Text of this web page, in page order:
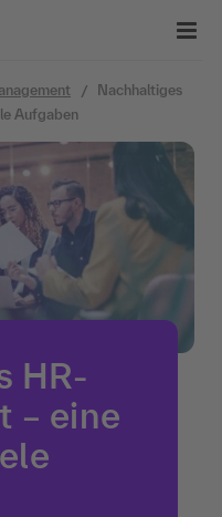
Nachhaltiges
Aufgaben
HR-
– eine